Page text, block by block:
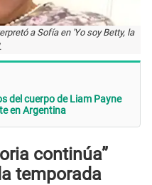
a Sofía en 'Yo soy Betty, la
del cuerpo de Liam Payne
en Argentina
continúa”
temporada